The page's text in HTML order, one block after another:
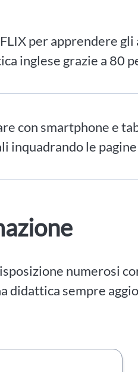
per apprendere
inglese grazie a 80
con smartphone e
inquadrando le
numerosi
didattica sempre